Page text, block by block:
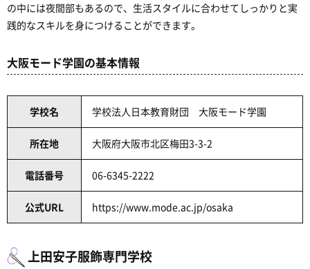
の中には夜間部もあるので、生活スタイルに合わせてしっかりと実
践的なスキルを身につけることができます。
大阪モード学園の基本情報
学校名 学校法人日本教育財団 大阪モード学園
所在地 大阪府大阪市北区梅田3-3-2
電話番号 06-6345-2222
公式URL https://www.mode.ac.jp/osaka
上田安子服飾専門学校